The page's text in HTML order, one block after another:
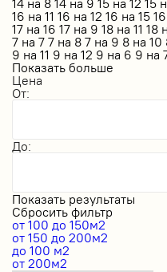
16 на 11 16 на 12 16 на 15
17 на 16 17 на 9 18 на 11 18
7 на 7 7 на 8 7 на 9 8 на 10
9 на 11 9 на 12 9 на 6 9 на
Показать больше
Цена
От:
До:
Показать результаты
Сбросить фильтр
от 100 до 150м2
от 150 до 200м2
до 100 м2
от 200м2